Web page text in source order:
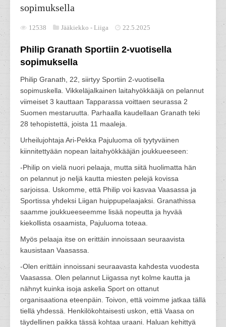
sopimuksella
12538 Jääkiekko - Liiga 22.5.2025
Philip Granath Sportiin 2-vuotisella
sopimuksella
Philip Granath, 22, siirtyy Sportiin 2-vuotisella
sopimuskella. Vikkeläjalkainen laitahyökkääjä on pelannut
viimeiset 3 kauttaan Tapparassa voittaen seurassa 2
Suomen mestaruutta. Parhaalla kaudellaan Granath teki
28 tehopistettä, joista 11 maaleja.
Urheilujohtaja Ari-Pekka Pajuluoma oli tyytyväinen
kiinnitettyään nopean laitahyökkääjän joukkueeseen:
-Philip on vielä nuori pelaaja, mutta siitä huolimatta hän
on pelannut jo neljä kautta miesten pelejä kovissa
sarjoissa. Uskomme, että Philip voi kasvaa Vaasassa ja
Sportissa yhdeksi Liigan huippupelaajaksi. Granathissa
saamme joukkueeseemme lisää nopeutta ja hyvää
kiekollista osaamista, Pajuluoma toteaa.
Myös pelaaja itse on erittäin innoissaan seuraavista
kausistaan Vaasassa.
-Olen erittäin innoissani seuraavasta kahdesta vuodesta
Vaasassa. Olen pelannut Liigassa nyt kolme kautta ja
nähnyt kuinka isoja askelia Sport on ottanut
organisaationa eteenpäin. Toivon, että voimme jatkaa tällä
tiellä yhdessä. Henkilökohtaisesti uskon, että Vaasa on
täydellinen paikka tässä kohtaa uraani. Haluan kehittyä